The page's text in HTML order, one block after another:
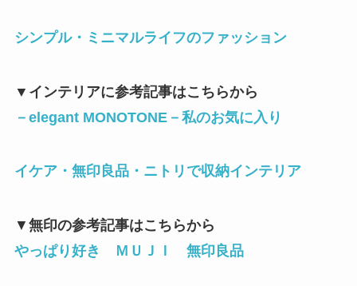
シンプル・ミニマルライフのファッション
▼ インテリアに参考記事はこちらから
－ elegant MONOTONE－私のお気に入り
イケア・無印良品・ニトリで収納インテリア
▼ 無印の参考記事はこちらから
やっぱり好き ＭＵＪＩ 無印良品